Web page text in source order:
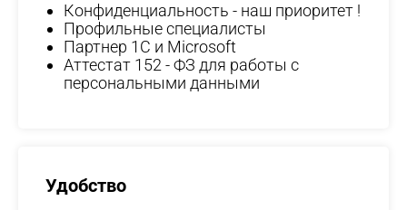
Конфиденциальность - наш приоритет !
Профильные специалисты
Партнер 1С и Microsoft
Аттестат 152 - ФЗ для работы с
персональными данными
Удобство